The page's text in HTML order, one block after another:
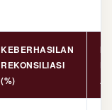
KEBERHASILAN
REKONSILIASI
(%)